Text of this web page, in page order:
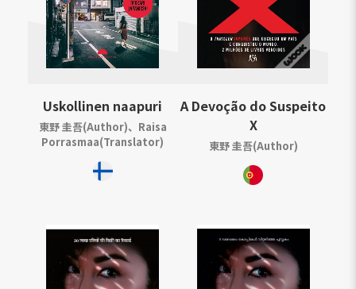
Uskollinen naapuri
東野 圭吾(Author)、Raisa
Porrasmaa(Translator)
A Devoção do Suspeito
X
東野 圭吾(Author)